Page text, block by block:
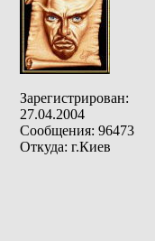
Зарегистрирован:
27.04.2004
Сообщения: 96473
Откуда: г.Киев